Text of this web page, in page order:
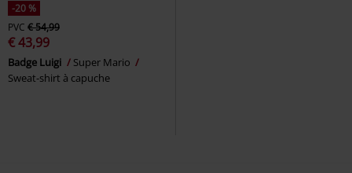
-20 %
PVC € 54,99
€ 43,99
Badge Luigi
Super Mario
Sweat-shirt à capuche